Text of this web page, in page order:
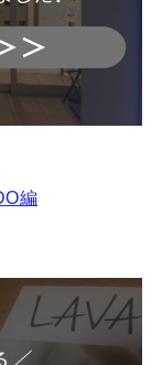
編